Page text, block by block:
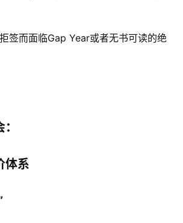
签而面临Gap Year或者无书可读的绝
体系